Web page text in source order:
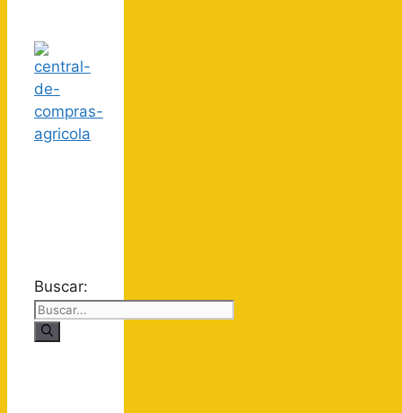
Buscar: